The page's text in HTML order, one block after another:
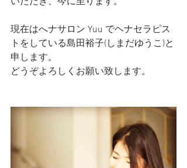
現在はへナサロン Yuu でヘナセラピス
トをしている島田裕子(しまだゆうこ)と
申します。
どうぞよろしくお願い致します。